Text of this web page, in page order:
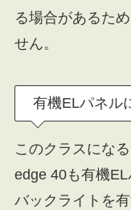
る場合があるた
せん。
有機ELパネル
このクラスにな
edge 40も有機EL
バックライトを